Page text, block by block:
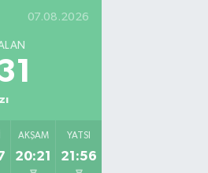
07.08.2026
AKŞAM
20:21
YATSI
21:56